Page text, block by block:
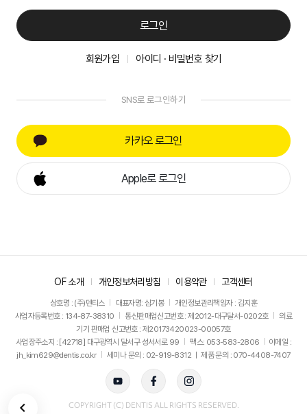
로그인
회원가입 아이디 · 비밀번호 찾기
SNS로 로그인하기
카카오 로그인
Apple로 로그인
OF 소개 개인정보처리방침 이용약관 고객센터
상호명 : (주)덴티스 대표자명: 심기봉
개인정보관리책임자 : 김지훈
사업자등록번호 : 134-87-38310
통신판매업신고번호 : 제2012-대구달서-0202호
의료
기기 판매업 신고번호 : 제20173420023-00057호
사업장주소지 : [42718] 대구광역시 달서구 성서서로 99
팩스: 053-583-2806
이메일 :
jh_kim629@dentis.co.kr
세미나 문의 : 02-919-8312 ㅣ 제품 문의 : 070-4408-7407
COPYRIGHT (C) DENTIS ALL RIGHTS RESERVED.